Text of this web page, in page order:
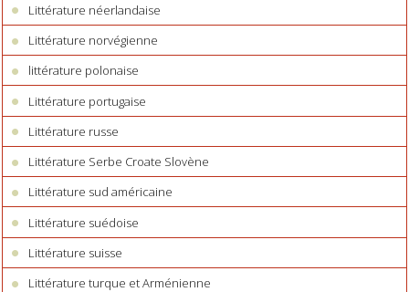
Littérature néerlandaise
Littérature norvégienne
littérature polonaise
Littérature portugaise
Littérature russe
Littérature Serbe Croate Slovène
Littérature sud américaine
Littérature suédoise
Littérature suisse
Littérature turque et Arménienne